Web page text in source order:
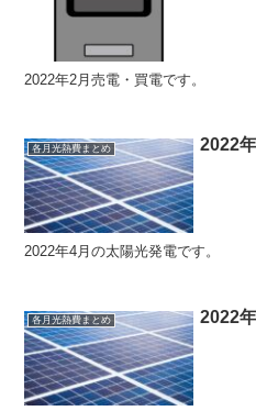
2022年2月売電・買電です。
各月光熱費まとめ 2022
2022年4月の太陽光発電です。
各月光熱費まとめ 2022